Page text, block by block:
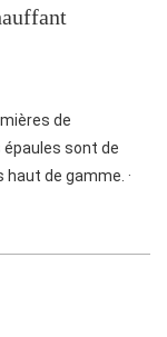
de
épaules sont de
de gamme. ·